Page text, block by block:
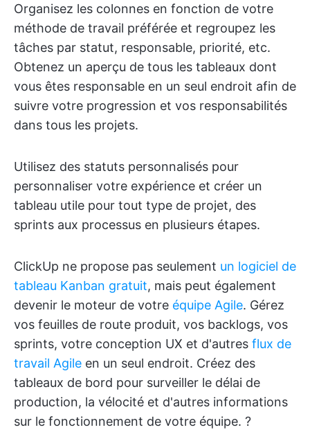
Organisez les colonnes en fonction de votre
méthode de travail préférée et regroupez les
tâches par statut, responsable, priorité, etc.
Obtenez un aperçu de tous les tableaux dont
vous êtes responsable en un seul endroit afin de
suivre votre progression et vos responsabilités
dans tous les projets.
Utilisez des statuts personnalisés pour
personnaliser votre expérience et créer un
tableau utile pour tout type de projet, des
sprints aux processus en plusieurs étapes.
ClickUp ne propose pas seulement un logiciel de
tableau Kanban gratuit, mais peut également
devenir le moteur de votre équipe Agile. Gérez
vos feuilles de route produit, vos backlogs, vos
sprints, votre conception UX et d'autres flux de
travail Agile en un seul endroit. Créez des
tableaux de bord pour surveiller le délai de
production, la vélocité et d'autres informations
sur le fonctionnement de votre équipe. ?